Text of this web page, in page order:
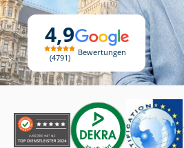
4,9
4791
Bewertungen